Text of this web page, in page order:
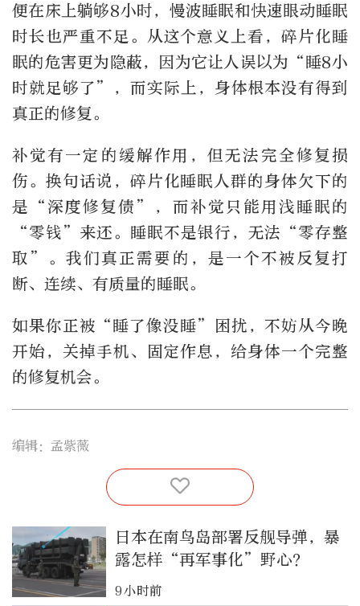
便在床上躺够8小时，慢波睡眠和快速眼动睡眠
时长也严重不足。从这个意义上看，碎片化睡
眠的危害更为隐蔽，因为它让人误以为“睡8小
时就足够了”，而实际上，身体根本没有得到
真正的修复。
补觉有一定的缓解作用，但无法完全修复损
伤。换句话说，碎片化睡眠人群的身体欠下的
是“深度修复债”，而补觉只能用浅睡眠的
“零钱”来还。睡眠不是银行，无法“零存整
取”。我们真正需要的，是一个不被反复打
断、连续、有质量的睡眠。
如果你正被“睡了像没睡”困扰，不妨从今晚
开始，关掉手机、固定作息，给身体一个完整
的修复机会。
编辑：孟紫薇
日本在南鸟岛部署反舰导弹，暴
露怎样“再军事化”野心？
9小时前